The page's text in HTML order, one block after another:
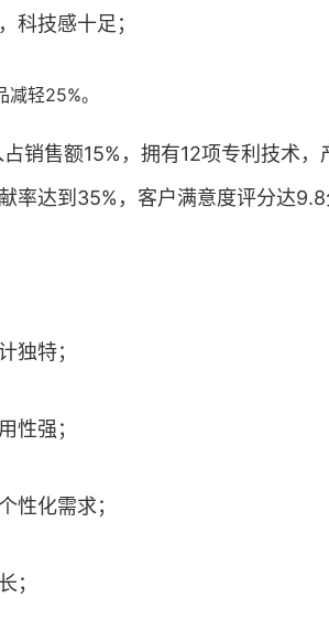
技感十足；
轻25%。
销售额15%，拥有12项专利技术
率达到35%，客户满意度评分达9.8
特；
强；
化需求；
；